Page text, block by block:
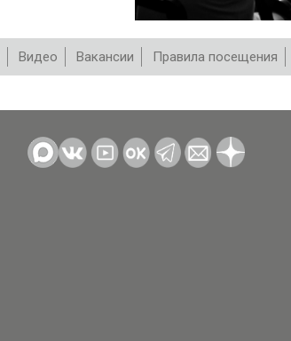
Видео Вакансии Правила посещения